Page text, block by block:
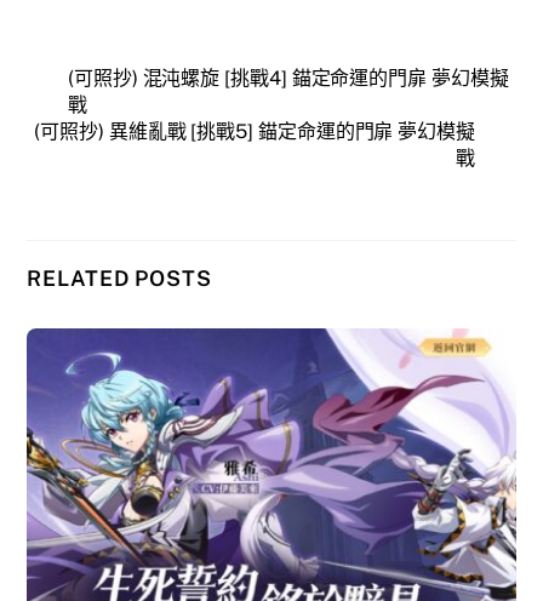
(可照抄) 混沌螺旋 [挑戰4] 錨定命運的門扉 夢幻模擬
戰
(可照抄) 異維亂戰 [挑戰5] 錨定命運的門扉 夢幻模擬
戰
RELATED POSTS